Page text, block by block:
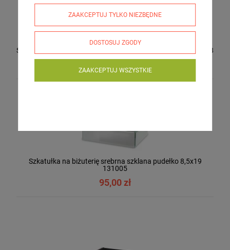
Szkatułka na biżuterię kuferek welurowy fotel 18x15,5 132058
Szkatułka na biżuterię srebrna szklana pudełko 8,5x19
131005
95,00 zł
ZAAKCEPTUJ TYLKO NIEZBĘDNE
DOSTOSUJ ZGODY
ZAAKCEPTUJ WSZYSTKIE